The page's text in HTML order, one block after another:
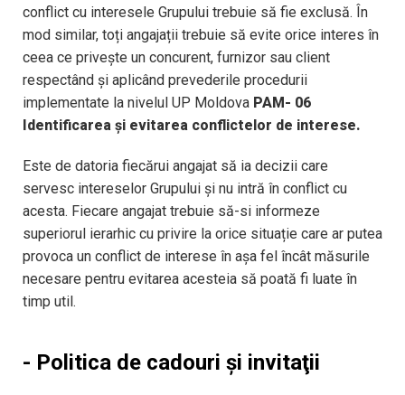
conflict cu interesele Grupului trebuie să fie exclusă. În
mod similar, toți angajații trebuie să evite orice interes în
ceea ce priveşte un concurent, furnizor sau client
respectând și aplicând prevederile procedurii
implementate la nivelul UP Moldova PAM- 06
Identificarea și evitarea conflictelor de interese.
Este de datoria fiecărui angajat să ia decizii care
servesc intereselor Grupului și nu intră în conflict cu
acesta. Fiecare angajat trebuie să-si informeze
superiorul ierarhic cu privire la orice situație care ar putea
provoca un conflict de interese în aşa fel încât măsurile
necesare pentru evitarea acesteia să poată fi luate în
timp util.
- Politica de cadouri și invitaţii